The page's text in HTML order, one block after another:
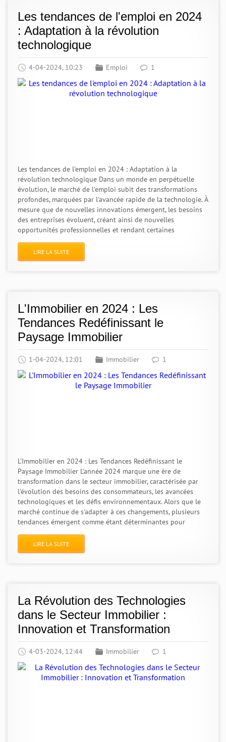
Les tendances de l'emploi en 2024
: Adaptation à la révolution
technologique
4-04-2024, 10:23 Emploi 1
Les tendances de l'emploi en 2024 : Adaptation à la
révolution technologique Dans un monde en perpétuelle
évolution, le marché de l'emploi subit des transformations
profondes, marquées par l'avancée rapide de la technologie. À
mesure que de nouvelles innovations émergent, les besoins
des entreprises évoluent, créant ainsi de nouvelles
opportunités professionnelles et rendant certaines
LIRE LA SUITE
L'Immobilier en 2024 : Les
Tendances Redéfinissant le
Paysage Immobilier
1-04-2024, 12:01 Immobilier 1
L'Immobilier en 2024 : Les Tendances Redéfinissant le
Paysage Immobilier L'année 2024 marque une ère de
transformation dans le secteur immobilier, caractérisée par
l'évolution des besoins des consommateurs, les avancées
technologiques et les défis environnementaux. Alors que le
marché continue de s'adapter à ces changements, plusieurs
tendances émergent comme étant déterminantes pour
LIRE LA SUITE
La Révolution des Technologies
dans le Secteur Immobilier :
Innovation et Transformation
4-03-2024, 12:44 Immobilier 1